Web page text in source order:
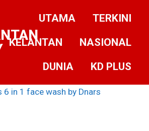
UTAMA
TERKINI
KELANTAN
NASIONAL
DUNIA
KD PLUS